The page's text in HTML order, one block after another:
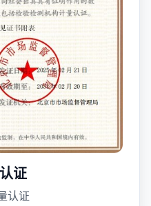
证
认证